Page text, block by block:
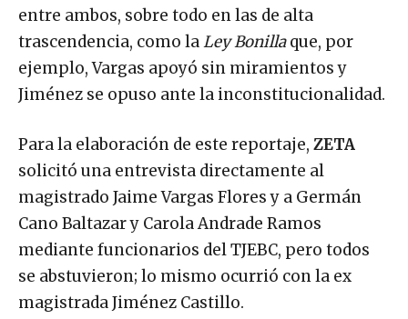
entre ambos, sobre todo en las de alta
trascendencia, como laLey Bonillaque, por
ejemplo, Vargas apoyó sin miramientos y
Jiménez se opuso ante la inconstitucionalidad.
Para la elaboración de este reportaje, ZETA
solicitó una entrevista directamente al
magistrado Jaime Vargas Flores y a Germán
Cano Baltazar y Carola Andrade Ramos
mediante funcionarios del TJEBC, pero todos
se abstuvieron; lo mismo ocurrió con la ex
magistrada Jiménez Castillo.